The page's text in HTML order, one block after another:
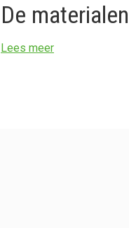
De
Lees meer